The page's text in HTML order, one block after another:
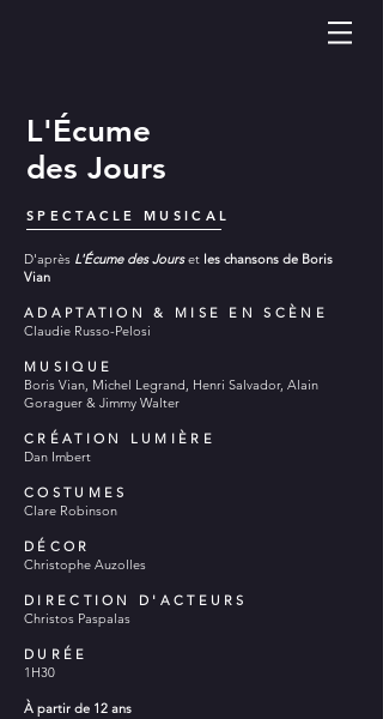
L'Écume
des Jours
SPECTACLE MUSICAL
D'après L'Écume des Jours et les chansons de Boris
Vian
ADAPTATION & MISE EN SCÈNE
Claudie Russo-Pelosi
MUSIQUE
Boris Vian, Michel Legrand, Henri Salvador, Alain
Goraguer & Jimmy Walter
CRÉATION LUMIÈRE
Dan Imbert
COSTUMES
Clare Robinson
DÉCOR
Christophe Auzolles
DIRECTION D'ACTEURS
Christos Paspalas
DURÉE
1H30
À partir de 12 ans